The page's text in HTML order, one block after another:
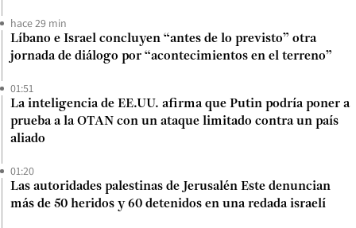
hace 29 min
Líbano e Israel concluyen “antes de lo previsto” otra
jornada de diálogo por “acontecimientos en el terreno”
01:51
La inteligencia de EE.UU. afirma que Putin podría poner a
prueba a la OTAN con un ataque limitado contra un país
aliado
01:20
Las autoridades palestinas de Jerusalén Este denuncian
más de 50 heridos y 60 detenidos en una redada israelí